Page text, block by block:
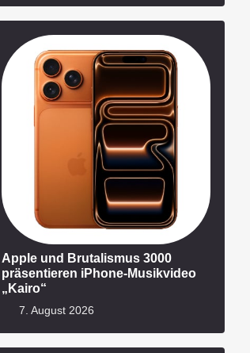
Apple und Brutalismus 3000
präsentieren iPhone-Musikvideo
„Kairo“
7. August 2026